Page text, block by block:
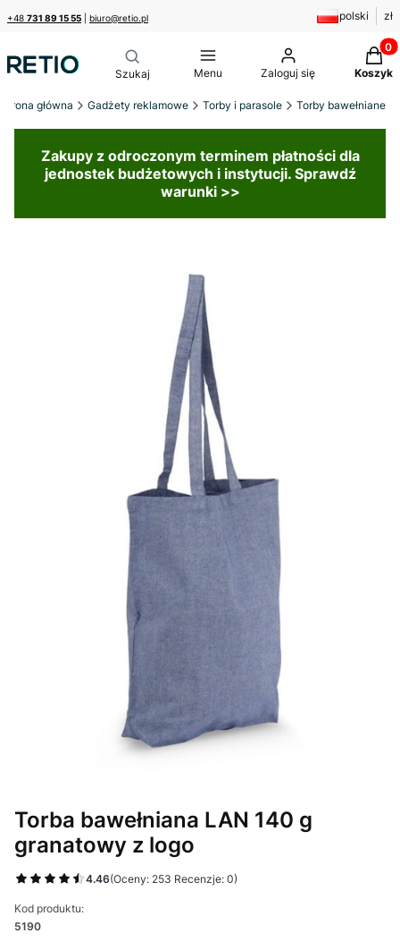
+48 731 89 15 55 biuro@retio.pl polski zł
Menu Zaloguj się Koszyk
Strona główna Gadżety reklamowe Torby i parasole Torby bawełniane
Zakupy z odroczonym terminem płatności dla
jednostek budżetowych i instytucji. Sprawdź
warunki >>
Torba bawełniana LAN 140 g
granatowy z logo
4.46(Oceny: 253 Recenzje: 0)
Kod produktu:
5190